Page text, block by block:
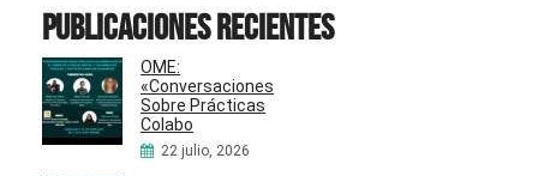
Publicaciones recientes
OME:
«Conversaciones
Sobre Prácticas
Colabo
22 julio, 2026